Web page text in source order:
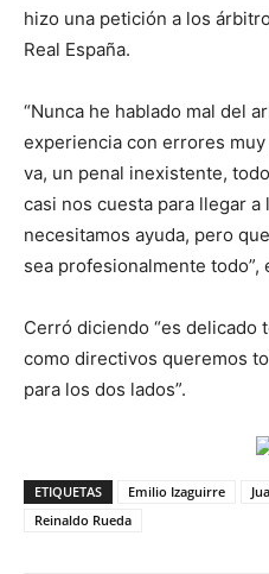
hizo una petición a los
Real España.
“Nunca he hablado mal del
experiencia con errores
va, un penal inexistente,
casi nos cuesta para llegar a
necesitamos ayuda, pero
sea profesionalmente todo”,
Cerró diciendo “es delicado
como directivos queremos
para los dos lados”.
ETIQUETAS Emilio Izaguirre
Reinaldo Rueda